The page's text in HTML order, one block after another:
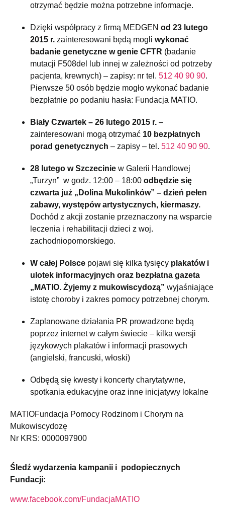
otrzymać będzie można potrzebne informacje.
Dzięki współpracy z firmą MEDGEN od 23 lutego
2015 r. zainteresowani będą mogli wykonać
badanie genetyczne w genie CFTR (badanie
mutacji F508del lub innej w zależności od potrzeby
pacjenta, krewnych) – zapisy: nr tel. 512 40 90 90.
Pierwsze 50 osób będzie mogło wykonać badanie
bezpłatnie po podaniu hasła: Fundacja MATIO.
Biały Czwartek – 26 lutego 2015 r. –
zainteresowani mogą otrzymać 10 bezpłatnych
porad genetycznych – zapisy – tel. 512 40 90 90.
28 lutego w Szczecinie w Galerii Handlowej
„Turzyn” w godz. 12:00 – 18:00 odbędzie się
czwarta już „Dolina Mukolinków” – dzień pełen
zabawy, występów artystycznych, kiermaszy.
Dochód z akcji zostanie przeznaczony na wsparcie
leczenia i rehabilitacji dzieci z woj.
zachodniopomorskiego.
W całej Polsce pojawi się kilka tysięcy plakatów i
ulotek informacyjnych oraz bezpłatna gazeta
„MATIO. Żyjemy z mukowiscydozą” wyjaśniające
istotę choroby i zakres pomocy potrzebnej chorym.
Zaplanowane działania PR prowadzone będą
poprzez internet w całym świecie – kilka wersji
językowych plakatów i informacji prasowych
(angielski, francuski, włoski)
Odbędą się kwesty i koncerty charytatywne,
spotkania edukacyjne oraz inne inicjatywy lokalne
MATIOFundacja Pomocy Rodzinom i Chorym na
Mukowiscydozę
Nr KRS: 0000097900
Śledź wydarzenia kampanii i podopiecznych
Fundacji:
www.facebook.com/FundacjaMATIO